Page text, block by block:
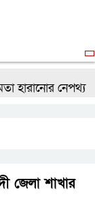
নেপথ্য
জেলা শাখার